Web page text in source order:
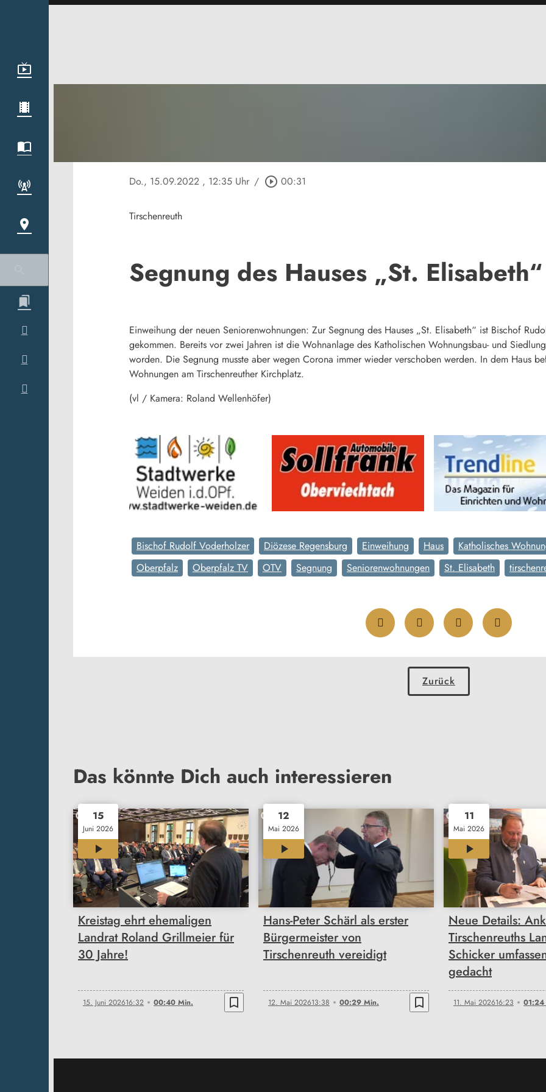
Do., 15.09.2022 , 12:35 Uhr / play_circle_outline 00:31
Tirschenreuth
Segnung des Hauses „St. Elisabeth“
Einweihung der neuen Seniorenwohnungen: Zur Segnung des Hauses „St. Elisabeth“ ist Bischof
gekommen. Bereits vor zwei Jahren ist die Wohnanlage des Katholischen Wohnungsbau- und
worden. Die Segnung musste aber wegen Corona immer wieder verschoben werden. In dem Haus
Wohnungen am Tirschenreuther Kirchplatz.
(vl / Kamera: Roland Wellenhöfer)
Bischof Rudolf Voderholzer Diözese Regensburg Einweihung Haus Katholisches
Oberpfalz
Oberpfalz TV OTV Segnung Seniorenwohnungen St. Elisabeth
Zurück
Das könnte Dich auch interessieren
15
Juni 2026
00:40
Kreistag ehrt ehemaligen
Landrat Roland Grillmeier für
30 Jahre!
15. Juni 202616:32 00:40 Min. bookmark_border
12
Mai 2026
00:29
Hans-Peter Schärl als erster
Bürgermeister von
Tirschenreuth vereidigt
12. Mai 202613:38 00:29 Min. bookmark_border
11
Mai 2026
01:24
Neue Details:
Tirschenreuths
Schicker
gedacht
11. Mai 202616:23 01:24